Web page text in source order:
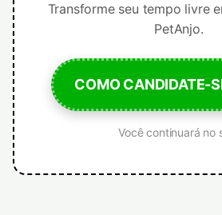
Transforme seu tempo livre
PetAnjo.
COMO CANDIDATE-
Você continuará no